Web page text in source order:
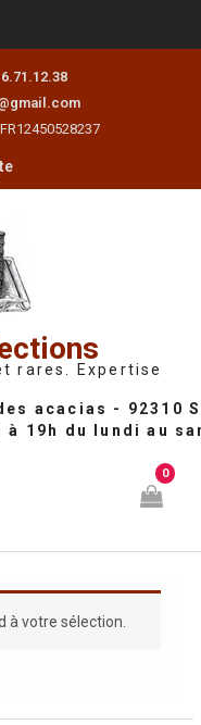
rares. Expertise
0
à votre sélection.